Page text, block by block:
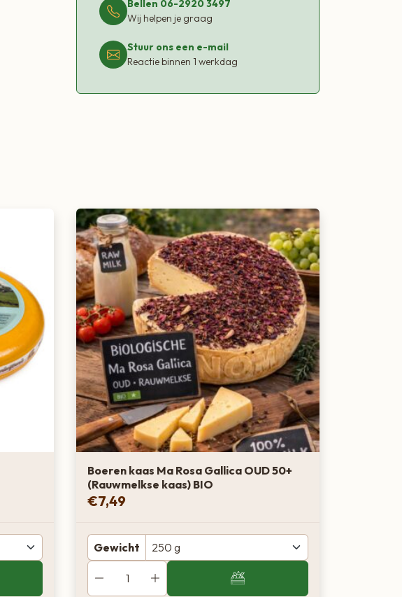
Bellen 06-2920 3497
Wij helpen je graag
Stuur ons een e-mail
Reactie binnen 1 werkdag
Boeren kaas Ma Rosa Gallica OUD 50+
(Rauwmelkse kaas) BIO
€7,49
Gewicht